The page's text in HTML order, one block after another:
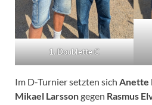
1. DoubletteC
Im D-Turnier setzten sich Anette
Mikael Larssongegen Rasmus